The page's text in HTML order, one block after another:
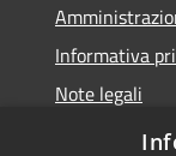
Informativa
Note legali
Dichiarazione